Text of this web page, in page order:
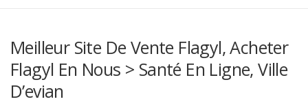
Meilleur Site De Vente Flagyl, Acheter
Flagyl En Nous > Santé En Ligne, Ville
D’evian